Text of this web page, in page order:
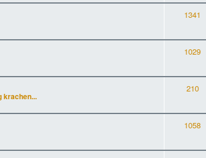
1341
1029
krachen...
210
1058